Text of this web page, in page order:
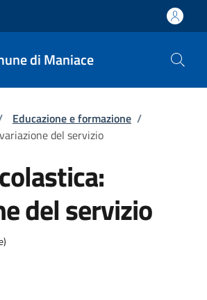
di Maniace
pane
Educazione e formazione /
del servizio
del servizio